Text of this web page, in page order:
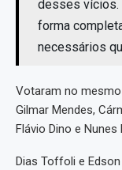
desses vícios.
forma
necessários
Votaram no
Gilmar Mendes,
Flávio Dino e Nunes
Dias Toffoli e